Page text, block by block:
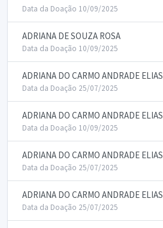
Data da Doação 10/09/2025
ADRIANA DE SOUZA ROSA
Data da Doação 10/09/2025
ADRIANA DO CARMO ANDRADE ELIAS
Data da Doação 25/07/2025
ADRIANA DO CARMO ANDRADE ELIAS
Data da Doação 10/09/2025
ADRIANA DO CARMO ANDRADE ELIAS
Data da Doação 25/07/2025
ADRIANA DO CARMO ANDRADE ELIAS
Data da Doação 25/07/2025